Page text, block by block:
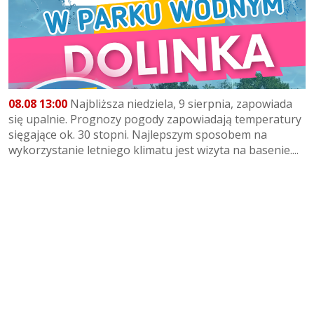
08.08 13:00 Najbliższa niedziela, 9 sierpnia, zapowiada
się upalnie. Prognozy pogody zapowiadają temperatury
sięgające ok. 30 stopni. Najlepszym sposobem na
wykorzystanie letniego klimatu jest wizyta na basenie....